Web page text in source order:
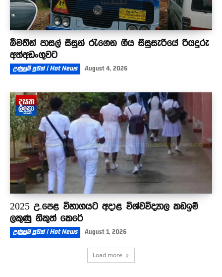
බීමතින් පාසල් සිසුන් රැගෙන ගිය සිසුසැරියේ රියදුරු
අත්අඩංගුවට
උණුසුම් පුවත් | Hot News August 4, 2026
2025 උ.පෙළ විභාගයට අදාළ විශ්වවිද්‍යාල කඩඉම්
ලකුණු නිකුත් කෙරේ
උණුසුම් පුවත් | Hot News August 1, 2026
Load more